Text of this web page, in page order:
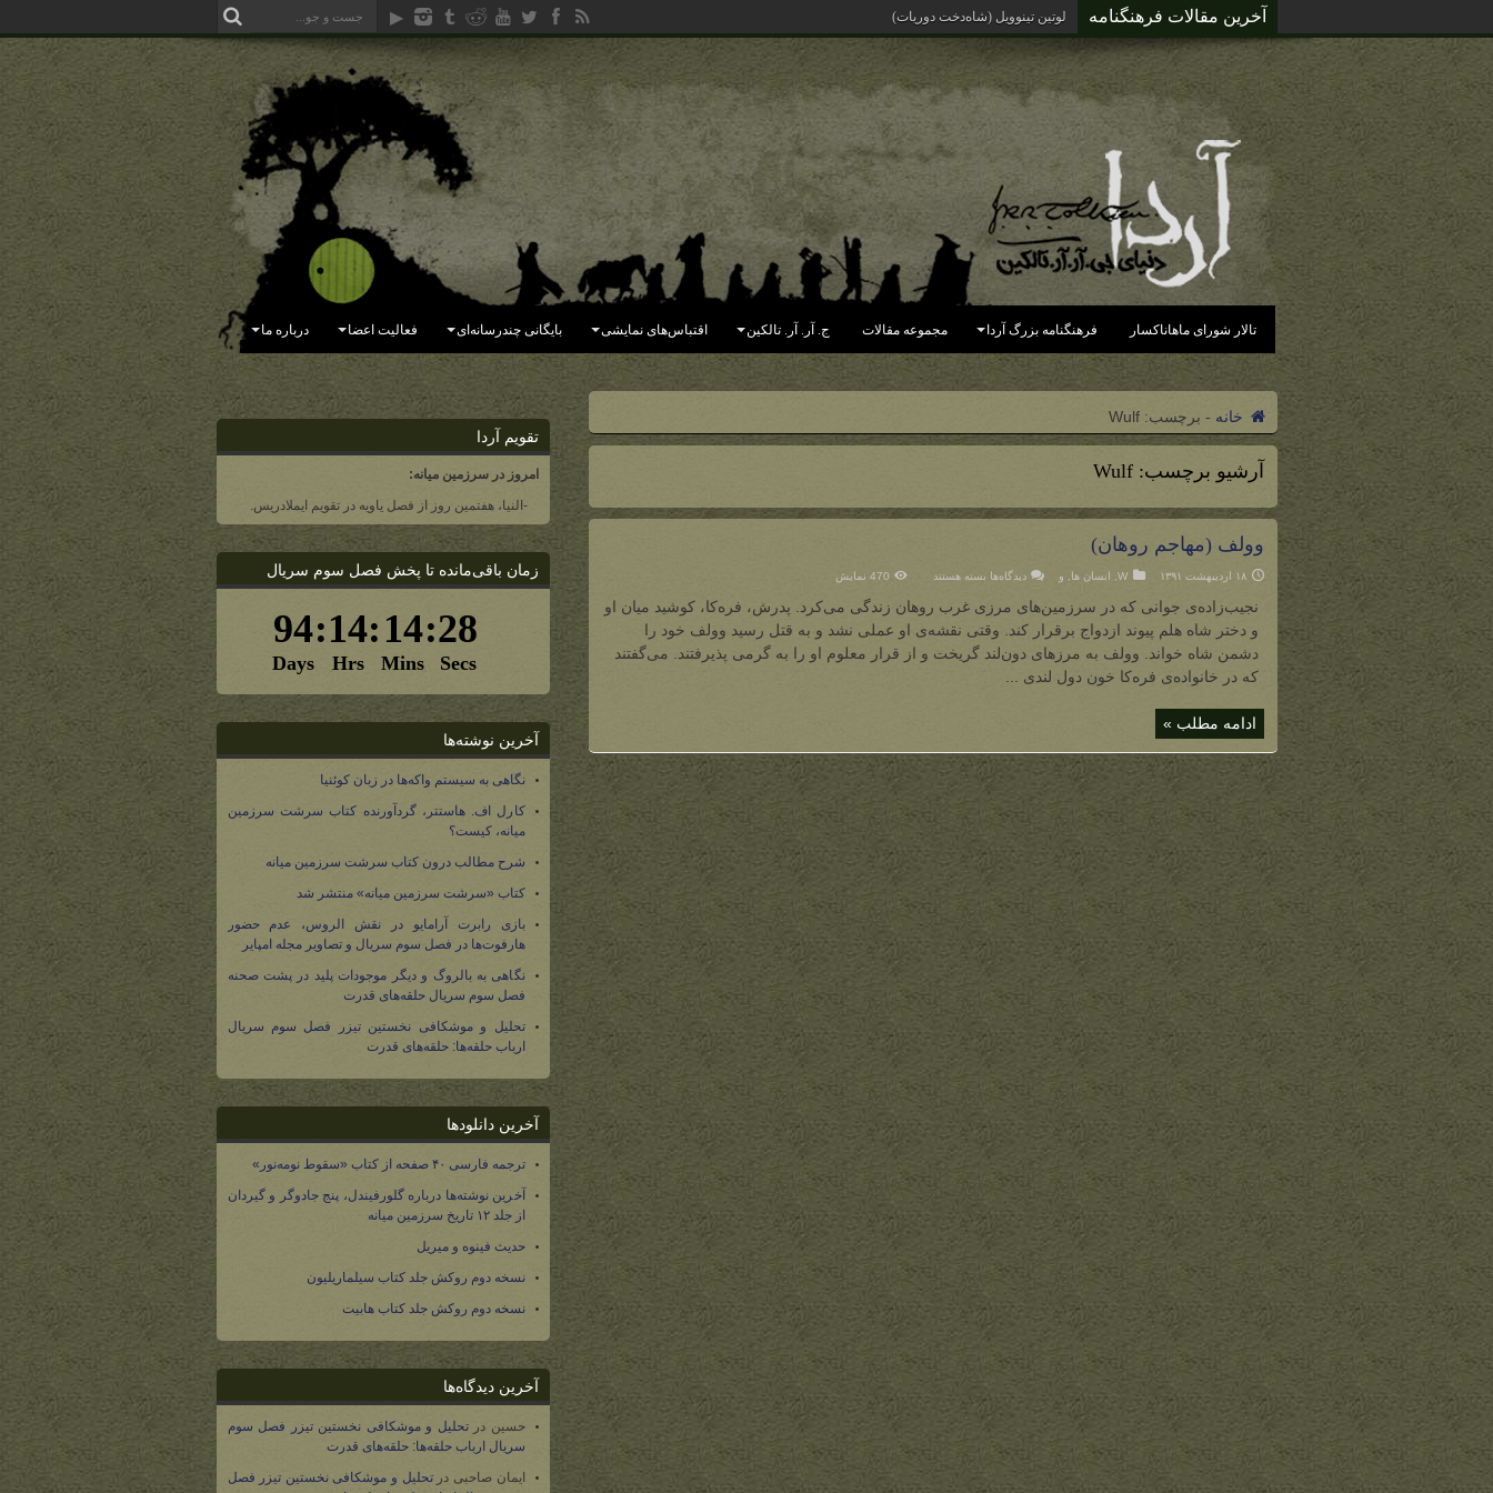
آخرین مقالات فرهنگنامه لوتین تینوویل (شاه‌دخت دوریات)
تالار شورای ماهاناکسار فرهنگنامه بزرگ آردا مجموعه مقالات ج. آر. آر. تالکین اقتباس‌های نمایشی بایگانی چندرسانه‌ای فعالیت اعضا درباره ما
خانه - برچسب:Wulf
آرشیو برچسب:Wulf
وولف (مهاجم روهان)
۱۸ اردیبهشت ۱۳۹۱ W انسان ها و دیدگاه‌ها برای
روهان)
بسته هستند 470 نمایش
نجیب‌زاده‌ی جوانی که در سرزمین‌های مرزی غرب روهان زندگی می‌کرد. پدرش، فره‌کا، کوشید میان او
و دختر شاه هلم پیوند ازدواج برقرار کند. وقتی نقشه‌ی او عملی نشد و به قتل رسید وولف خود را
دشمن شاه خواند. وولف به مرزهای دون‌لند گریخت و از قرار معلوم او را به گرمی پذیرفتند. می‌گفتند
که در خانواده‌ی فره‌کا خون دول لندی ...
ادامه مطلب »
تقویم آردا
امروز در سرزمین میانه:
-النیا، هفتمین روز از فصل یاویه در تقویم ایملادریس.
زمان باقی‌مانده تا پخش فصل سوم سریال
آخرین نوشته‌ها
نگاهی به سیستم واکه‌ها در زبان کوئنیا
کارل اف. هاستتر، گردآورنده کتاب سرشت سرزمین
میانه، کیست؟
شرح مطالب درون کتاب سرشت سرزمین میانه
کتاب «سرشت سرزمین میانه» منتشر شد
بازی رابرت آرامایو در نقش الروس، عدم حضور
هارفوت‌ها در فصل سوم سریال و تصاویر مجله امپایر
نگاهی به بالروگ و دیگر موجودات پلید در پشت صحنه
فصل سوم سریال حلقه‌های قدرت
تحلیل و موشکافی نخستین تیزر فصل سوم سریال
ارباب حلقه‌ها: حلقه‌های قدرت
آخرین دانلودها
ترجمه فارسی ۴۰ صفحه از کتاب «سقوط نومه‌نور»
آخرین نوشته‌ها درباره گلورفیندل، پنج جادوگر و گیردان
از جلد ۱۲ تاریخ سرزمین میانه
حدیث فینوه و میریل
نسخه دوم روکش جلد کتاب سیلماریلیون
نسخه دوم روکش جلد کتاب هابیت
آخرین دیدگاه‌ها
حسین درتحلیل و موشکافی نخستین تیزر فصل سوم
سریال ارباب حلقه‌ها: حلقه‌های قدرت
ایمان صاحبی درتحلیل و موشکافی نخستین تیزر فصل